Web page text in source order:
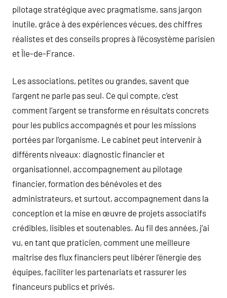
pilotage stratégique avec pragmatisme, sans jargon
inutile, grâce à des expériences vécues, des chiffres
réalistes et des conseils propres à l’écosystème parisien
et Île-de-France.
Les associations, petites ou grandes, savent que
l’argent ne parle pas seul. Ce qui compte, c’est
comment l’argent se transforme en résultats concrets
pour les publics accompagnés et pour les missions
portées par l’organisme. Le cabinet peut intervenir à
différents niveaux: diagnostic financier et
organisationnel, accompagnement au pilotage
financier, formation des bénévoles et des
administrateurs, et surtout, accompagnement dans la
conception et la mise en œuvre de projets associatifs
crédibles, lisibles et soutenables. Au fil des années, j’ai
vu, en tant que praticien, comment une meilleure
maîtrise des flux financiers peut libérer l’énergie des
équipes, faciliter les partenariats et rassurer les
financeurs publics et privés.